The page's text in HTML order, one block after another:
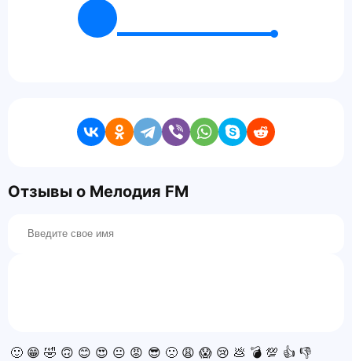
Отзывы о Мелодия FM
🙂 😁 🤣 🙃 😊 😍 😐 😡 😎 🙁 😩 😱 😢 💩 💣 💯 👍 👎